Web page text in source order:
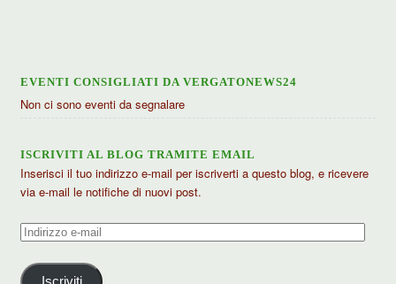
EVENTI CONSIGLIATI DA VERGATONEWS24
Non ci sono eventi da segnalare
ISCRIVITI AL BLOG TRAMITE EMAIL
Inserisci il tuo indirizzo e-mail per iscriverti a questo blog, e ricevere
via e-mail le notifiche di nuovi post.
Indirizzo
mail